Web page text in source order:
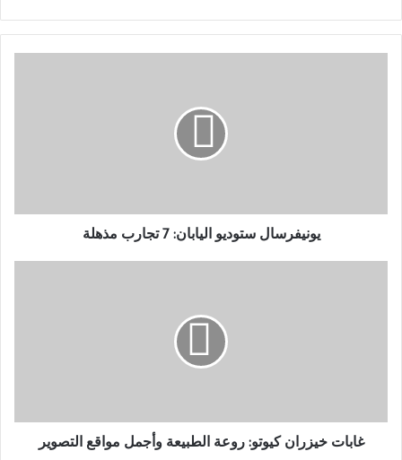
يونيفرسال ستوديو اليابان: 7 تجارب مذهلة
غابات خيزران كيوتو: روعة الطبيعة وأجمل مواقع التصوير